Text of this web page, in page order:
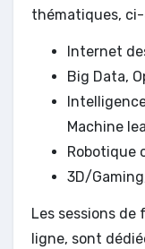
thématiques, ci-
Internet
Big Data,
Machine
Robotique
3D/
Les sessions
ligne, sont